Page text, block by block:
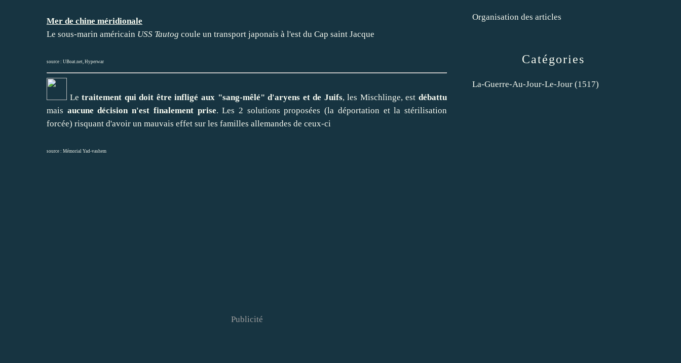
Mer de chine méridionale
Le sous-marin américain USS Tautog coule un transport japonais à l'est du Cap saint Jacque
source : UBoat.net Hyperwar
Letraitement qui doit être infligé aux "sang-mêlé" d'aryens et de Juifs, les Mischlinge, est débattu
mais aucune décision n'est finalement prise. Les 2 solutions proposées (la déportation et la stérilisation
forcée) risquant d'avoir un mauvais effet sur les familles allemandes de ceux-ci
source : Mémorial Yad-vashem
Publicité
Catégories
La-Guerre-Au-Jour-Le-Jour (1517)
Organisation des articles